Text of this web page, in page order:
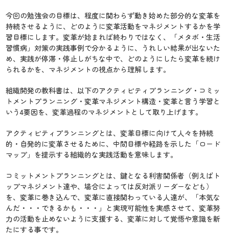
今回の勉強会の目標は、程度に関わらず動き始めた部分的な変革を
持続させるように、どのように変革活動をマネジメントするかを学
習目標にします。変革が始まれば終わりではなく、「メタボ・生活
習慣病」対策の実践事例で分かるように、うれしい結果が出ないた
め、実践が停滞・停止しがちな中で、どのようにしたら変革を続け
られるかを、マネジメントの視点から理解します。
組織開発の教科書は、以下のアクティビティプランニング・コミッ
トメントプランニング・変革マネジメント構造・変革と言う学習と
いう4要因を、変革過程のマネジメントとして取り上げます。
アクティビティプランニングとは、変革目標に向けて人々を持続
的・自発的に変革させるために、中間目標や経路を示した「ロード
マップ」を提示する組織的な実践活動を意味します。
コミットメントプランニングとは、鍵となる利害関係者（例えばト
ップマネジメント達や、場合によっては反対派リーダーなども）
を、変革に巻き込んで、変革に直接関わっている人達が、「本気な
んだ・・・できるかも・・・」と実現可能性を実感させて、変革努
力の活動を止めないように支援する、変革に対して覚悟や意識を新
たにする事です。